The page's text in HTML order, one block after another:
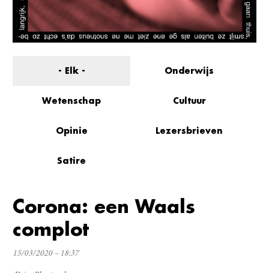
- Elk - Onderwijs
Wetenschap Cultuur
Opinie Lezersbrieven
Satire
Corona: een Waals
complot
15/03/2020 – 18:37